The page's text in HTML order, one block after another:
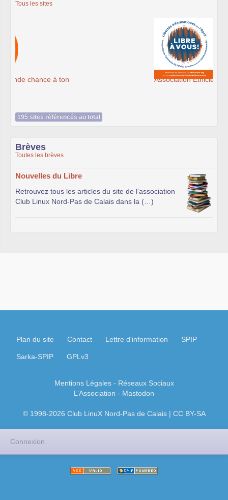
Tous les sites
195 sites référencés au total
Brèves
Toutes les brèves
Nouvelles du Libre
Retrouvez tous les articles du site de l’association
Club Linux Nord-Pas de Calais dans la (…)
Plan du site Contact Lettre d'information SPIP
Sarka-SPIP GPLv3
Mentions Légales- Réseaux Sociaux
L’Association - Mastodon
© 1998-2026 Club LinuX Nord-Pas de Calais | CC BY-SA
Connexion